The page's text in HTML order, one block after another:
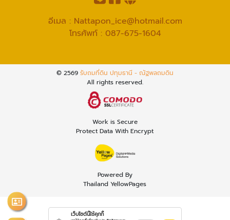
อีเมล : Nattapon_ice@hotmail.com
โทรศัพท์ : 087-675-1604
© 2569 รับถมที่ดิน ปทุมธานี - ณัฐพลถมดิน
All rights reserved.
Work is Secure
Protect Data With Encrypt
Powered By
Thailand YellowPages
เว็บไซต์นี้ใช้คุกกี้